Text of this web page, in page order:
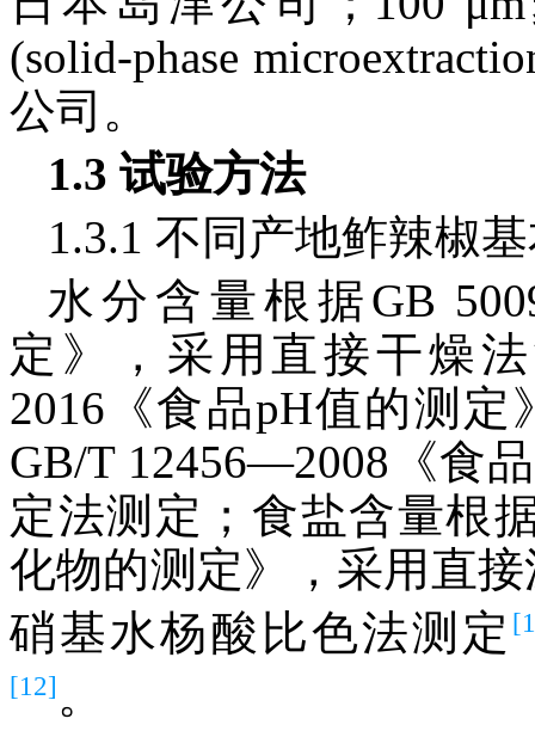
(solid-phase
公司。
1.3 试验方法
1.3.1 不同产地鲊辣椒
水分含量根据GB
定》，采用直接干燥
2016《食品pH值的测
GB/T 12456—2008《食
定法测定；食盐含量根
化物的测定》，采用直
硝基水杨酸比色法测定
[12] 。